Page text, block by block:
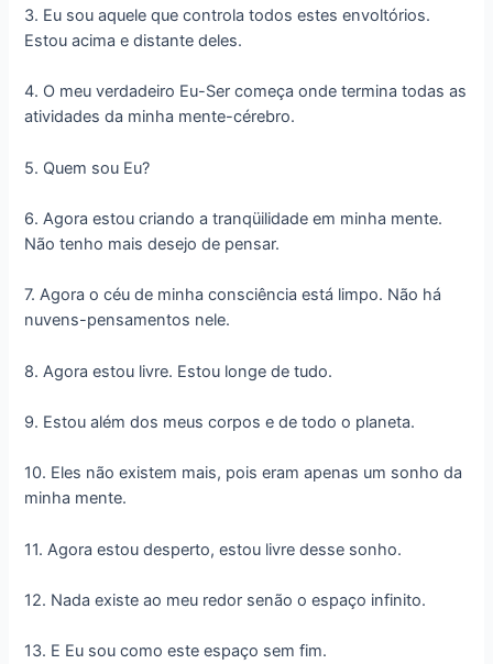
3. Eu sou aquele que controla todos estes envoltórios.
Estou acima e distante deles.
4. O meu verdadeiro Eu-Ser começa onde termina todas as
atividades da minha mente-cérebro.
5. Quem sou Eu?
6. Agora estou criando a tranqüilidade em minha mente.
Não tenho mais desejo de pensar.
7. Agora o céu de minha consciência está limpo. Não há
nuvens-pensamentos nele.
8. Agora estou livre. Estou longe de tudo.
9. Estou além dos meus corpos e de todo o planeta.
10. Eles não existem mais, pois eram apenas um sonho da
minha mente.
11. Agora estou desperto, estou livre desse sonho.
12. Nada existe ao meu redor senão o espaço infinito.
13. E Eu sou como este espaço sem fim.